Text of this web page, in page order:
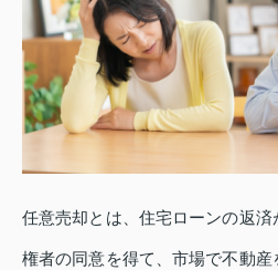
任意売却とは、住宅ローンの返
権者の同意を得て、市場で不動